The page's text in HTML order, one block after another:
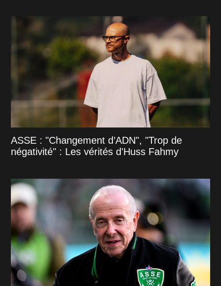
ASSE : "Changement d’ADN", "Trop de
négativité" : Les vérités d'Huss Fahmy